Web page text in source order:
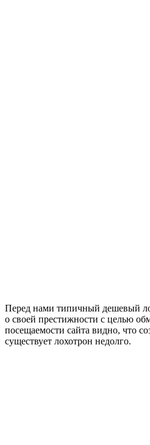
Перед нами типичный дешевый
о своей престижности с целью
посещаемости сайта видно, что
существует лохотрон недолго.